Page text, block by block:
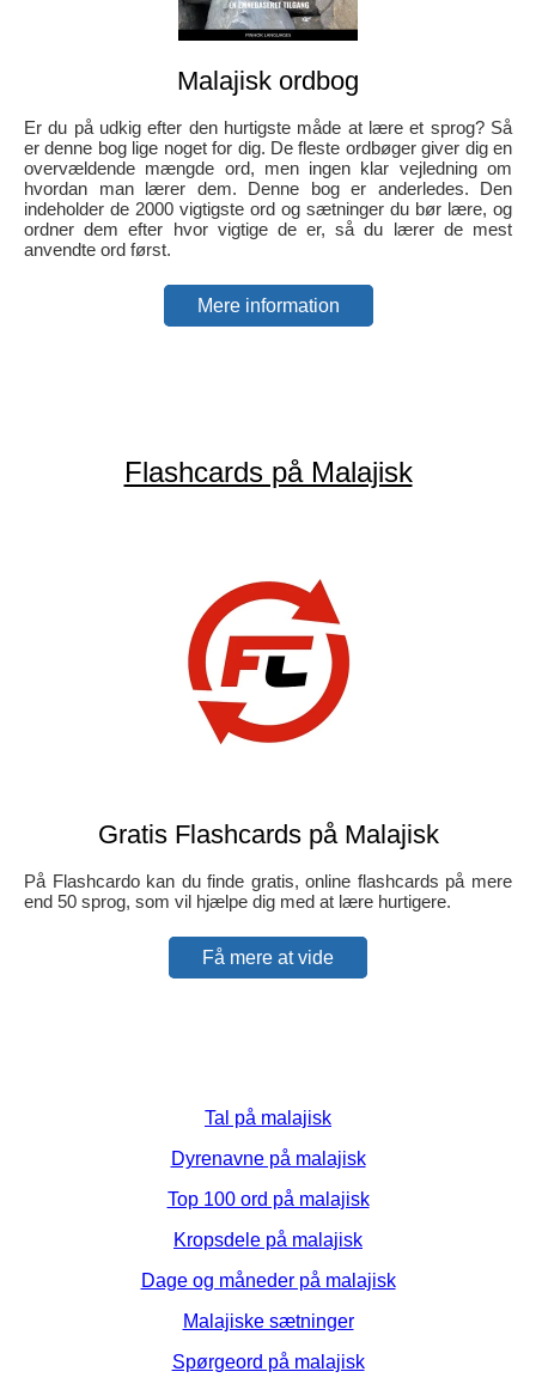
Malajisk ordbog
Er du på udkig efter den hurtigste måde at lære et sprog? Så
er denne bog lige noget for dig. De fleste ordbøger giver dig en
overvældende mængde ord, men ingen klar vejledning om
hvordan man lærer dem. Denne bog er anderledes. Den
indeholder de 2000 vigtigste ord og sætninger du bør lære, og
ordner dem efter hvor vigtige de er, så du lærer de mest
anvendte ord først.
Mere information
Flashcards på Malajisk
Gratis Flashcards på Malajisk
På Flashcardo kan du finde gratis, online flashcards på mere
end 50 sprog, som vil hjælpe dig med at lære hurtigere.
Få mere at vide
Tal på malajisk
Dyrenavne på malajisk
Top 100 ord på malajisk
Kropsdele på malajisk
Dage og måneder på malajisk
Malajiske sætninger
Spørgeord på malajisk